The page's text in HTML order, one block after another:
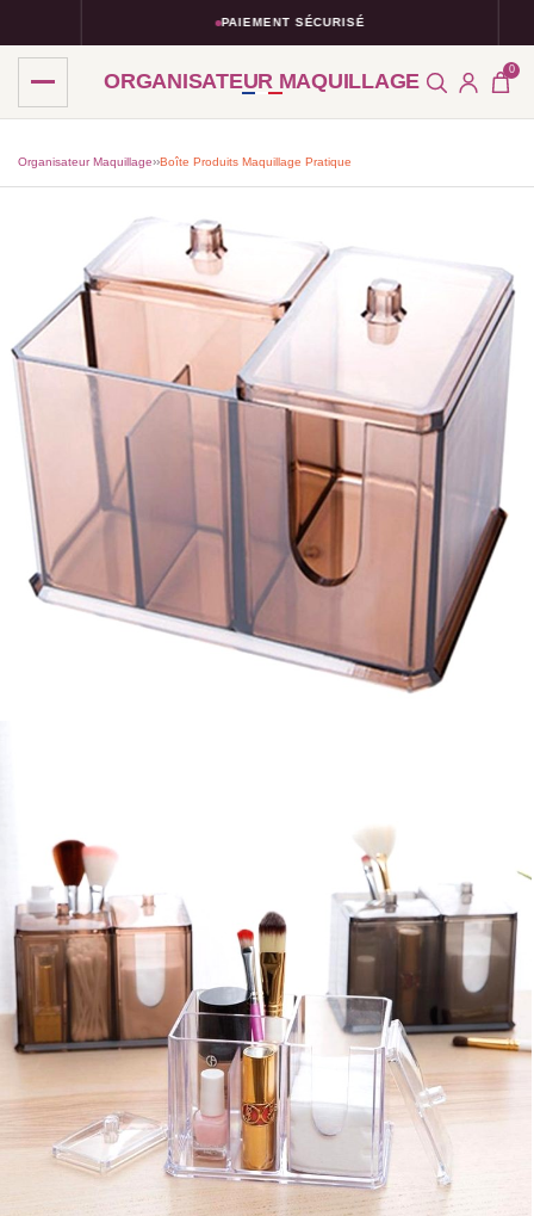
PAIEMENT SÉCURISÉ
ORGANISATEUR MAQUILLAGE 0
Organisateur Maquillage››Boîte Produits Maquillage Pratique